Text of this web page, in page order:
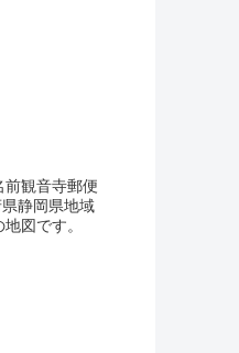
観音寺郵便
静岡県地域
図です。